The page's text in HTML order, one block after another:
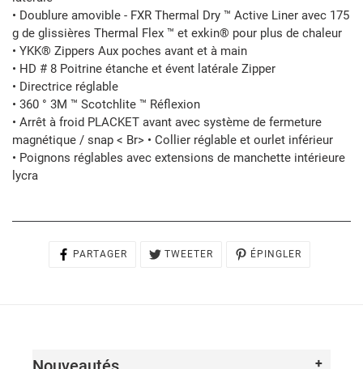
• Doublure amovible - FXR Thermal Dry ™ Active Liner avec 175
g de glissières Thermal Flex ™ et exkin® pour plus de chaleur
• YKK® Zippers Aux poches avant et à main
• HD # 8 Poitrine étanche et évent latérale Zipper
• Directrice réglable
• 360 ° 3M ™ Scotchlite ™ Réflexion
• Arrêt à froid PLACKET avant avec système de fermeture
magnétique / snap < Br> • Collier réglable et ourlet inférieur
• Poignons réglables avec extensions de manchette intérieure
lycra
PARTAGER
PARTAGER
TWEETER
TWEETER
ÉPINGLER
ÉPINGLER